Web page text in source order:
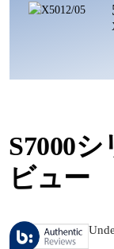
S7000
ビュー